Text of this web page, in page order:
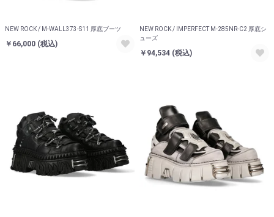
NEW ROCK / M-WALL373-S11 厚底ブーツ
￥66,000 (税込)
NEW ROCK / IMPERFECT M-285NR-C2 厚底シ
ューズ
￥94,534 (税込)